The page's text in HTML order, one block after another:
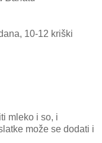
10-12 kriški
mleko i so, i
može se dodati i